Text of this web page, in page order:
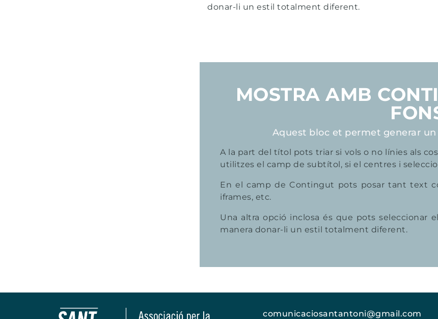
donar-li un estil totalment diferent.
MOSTRA AMB
Aquest bloc et permet generar
A la part del títol pots triar si vols o no línies als
utilitzes el camp de subtítol, si el centres i
En el camp de Contingut pots posar tant text
iframes, etc.
Una altra opció inclosa és que pots seleccionar
manera donar-li un estil totalment diferent.
comunicaciosantantoni@gmail.com